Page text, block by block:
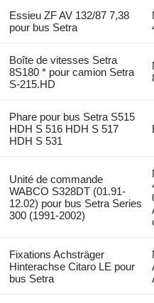
Essieu ZF AV 132/87 7,38
pour bus Setra
Boîte de vitesses Setra
8S180 * pour camion Setra
S-215.HD
Phare pour bus Setra S515
HDH S 516 HDH S 517
HDH S 531
Unité de commande
WABCO S328DT (01.91-
12.02) pour bus Setra Series
300 (1991-2002)
Fixations Achsträger
Hinterachse Citaro LE pour
bus Setra